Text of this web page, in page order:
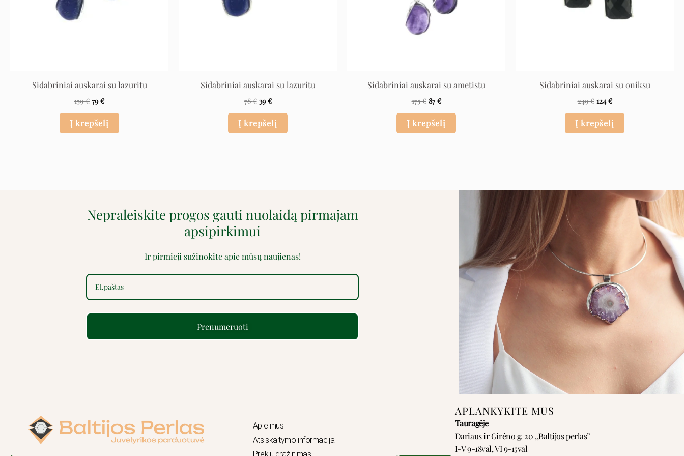
Sidabriniai auskarai su lazuritu
159€ 79€
Į krepšelį
Sidabriniai auskarai su lazuritu
78€ 39€
Į krepšelį
Sidabriniai auskarai su ametistu
175€ 87€
Į krepšelį
Sidabriniai auskarai su oniksu
249€ 124€
Į krepšelį
Nepraleiskite progos gauti nuolaidą pirmajam
apsipirkimui
Ir pirmieji sužinokite apie mūsų naujienas!
Prenumeruoti
Apie mus
Atsiskaitymo informacija
APLANKYKITE MUS
Tauragėje
Dariaus ir Girėno g. 20 ,,Baltijos perlas”
I-V 9-18val, VI 9-15val